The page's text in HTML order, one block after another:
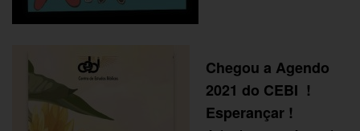
Chegou a Agendo
2021 do CEBI !
Esperançar !